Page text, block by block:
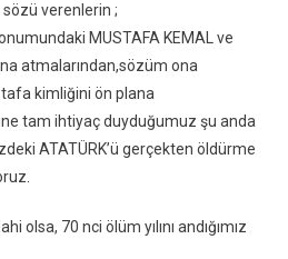
verenlerin ;
MUSTAFA KEMAL ve
atmalarından,sözüm ona
kimliğini ön plana
tam ihtiyaç duyduğumuz şu anda
ATATÜRK’ü gerçekten öldürme
olsa, 70 nci ölüm yılını andığımız